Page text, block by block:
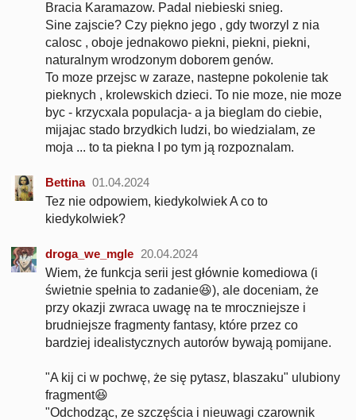
Bracia Karamazow. Padal niebieski snieg.
Sine zajscie? Czy piẹkno jego , gdy tworzyl z nia
calosc , oboje jednakowo piekni, piekni, piekni,
naturalnym wrodzonym doborem genów.
To moze przejsc w zaraze, nastepne pokolenie tak
pieknych , krolewskich dzieci. To nie moze, nie moze
byc - krzycxala populacja- a ja bieglam do ciebie,
mijajac stado brzydkich ludzi, bo wiedzialam, ze
moja ... to ta piekna I po tym ją rozpoznalam.
Bettina 01.04.2024
Tez nie odpowiem, kiedykolwiek A co to
kiedykolwiek?
droga_we_mgle 20.04.2024
Wiem, że funkcja serii jest głównie komediowa (i
świetnie spełnia to zadanie😆), ale doceniam, że
przy okazji zwraca uwagę na te mroczniejsze i
brudniejsze fragmenty fantasy, które przez co
bardziej idealistycznych autorów bywają pomijane.
"A kij ci w pochwę, że się pytasz, blaszaku" ulubiony
fragment😆
"Odchodząc, ze szczęścia i nieuwagi czarownik